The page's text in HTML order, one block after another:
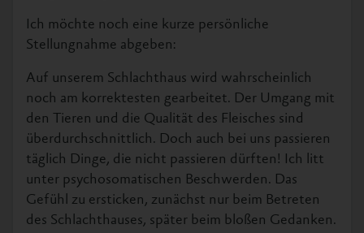
Ich möchte noch eine kurze persönliche
Stellungnahme abgeben:
Auf unserem Schlachthaus wird wahrscheinlich
noch am korrektesten gearbeitet. Der Umgang mit
den Tieren und die Qualität des Fleisches sind
überdurchschnittlich. Doch auch bei uns passieren
täglich Dinge, die nicht passieren dürften! Ich litt
unter psychosomatischen Beschwerden. Das
Gefühl zu ersticken, zunächst nur beim Betreten
des Schlachthauses, später beim bloßen Gedanken.